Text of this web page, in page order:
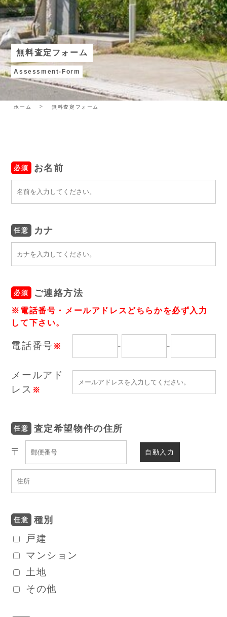
無料査定フォーム
Assessment-Form
ホーム 無料査定フォーム
必須 お名前
任意 カナ
必須 ご連絡方法
※電話番号・メールアドレスどちらかを必ず入力
して下さい。
電話番号 ※ - -
メールアド
レス ※
任意 査定希望物件の住所
〒 自動入力
任意 種別
戸建
マンション
土地
その他